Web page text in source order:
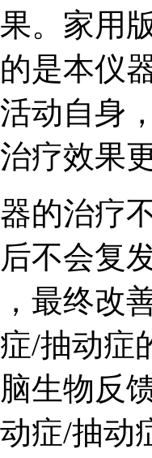
。家用
是本仪
动自身
疗效果
治疗不
不会复
最终改
/抽动症
生物反
症/抽动